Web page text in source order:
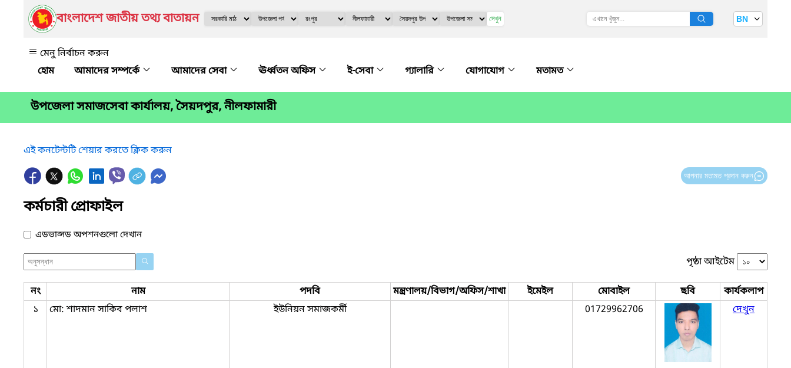
বাংলাদেশ জাতীয় তথ্য বাতায়ন দেখুন BN
মেনু নির্বাচন করুন
আমাদের সম্পর্কে
আমাদের সেবা ঊর্ধ্বতন অফিস ই-সেবা গ্যালারি যোগাযোগ মতামত
উপজেলা সমাজসেবা কার্যালয়, সৈয়দপুর, নীলফামারী
এই কনটেন্টটি শেয়ার করতে ক্লিক করুন
আপনার মতামত প্রদান করুন
কর্মচারী প্রোফাইল
এডভান্সড অপশনগুলো দেখান
পৃষ্ঠা আইটেম
নং নাম পদবি মন্ত্রণালয়/বিভাগ/অফিস/শাখা ইমেইল মোবাইল ছবি
কার্যকলাপ
১
মো: শাদমান সাকিব পলাশ ইউনিয়ন সমাজকর্মী 01729962706 দেখুন